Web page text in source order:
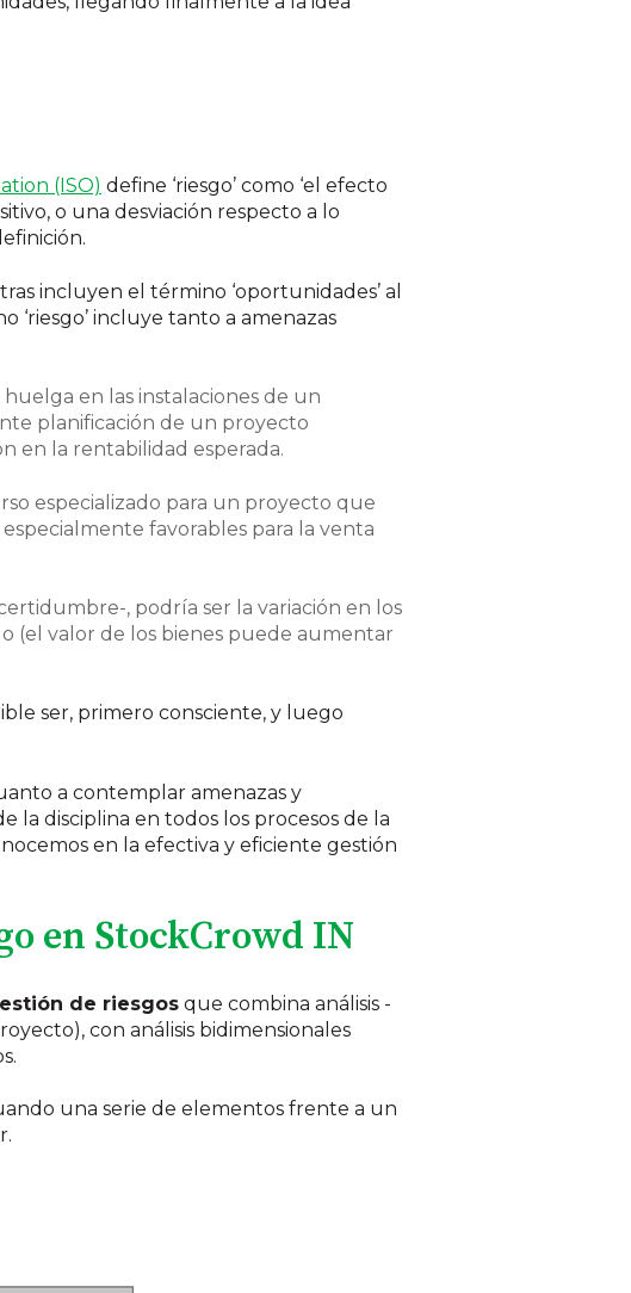
(ISO) define ‘riesgo’ como ‘el efecto
o una desviación respecto a lo
incluyen el término ‘oportunidades’ al
incluye tanto a amenazas
en las instalaciones de un
planificación de un proyecto
en la rentabilidad esperada.
especializado para un proyecto que
favorables para la venta
, podría ser la variación en los
(el valor de los bienes puede aumentar
ser, primero consciente, y luego
a contemplar amenazas y
la disciplina en todos los procesos de la
en la efectiva y eficiente gestión
en StockCrowd IN
de riesgos que combina análisis -
con análisis bidimensionales
una serie de elementos frente a un